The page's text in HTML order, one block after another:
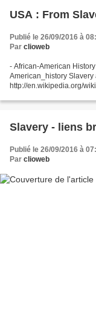
USA : From
Publié le 26/09/2016 à
Par clioweb
- African-American
American_history
http://en.wikipedia.org/
Slavery - liens
Publié le 26/09/2016 à
Par clioweb